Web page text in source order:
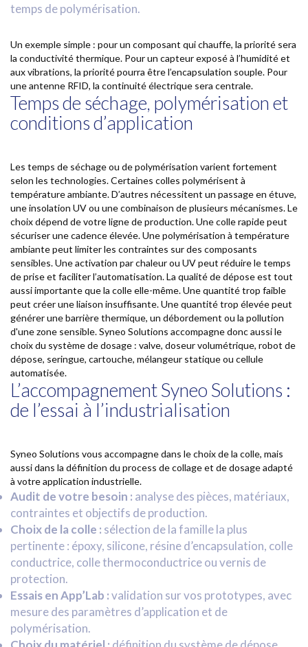
temps de polymérisation.
Un exemple simple : pour un composant qui chauffe, la priorité sera
la conductivité thermique. Pour un capteur exposé à l’humidité et
aux vibrations, la priorité pourra être l’encapsulation souple. Pour
une antenne RFID, la continuité électrique sera centrale.
Temps de séchage, polymérisation et
conditions d’application
Les temps de séchage ou de polymérisation varient fortement
selon les technologies. Certaines colles polymérisent à
température ambiante. D’autres nécessitent un passage en étuve,
une insolation UV ou une combinaison de plusieurs mécanismes. Le
choix dépend de votre ligne de production. Une colle rapide peut
sécuriser une cadence élevée. Une polymérisation à température
ambiante peut limiter les contraintes sur des composants
sensibles. Une activation par chaleur ou UV peut réduire le temps
de prise et faciliter l’automatisation. La qualité de dépose est tout
aussi importante que la colle elle-même. Une quantité trop faible
peut créer une liaison insuffisante. Une quantité trop élevée peut
générer une barrière thermique, un débordement ou la pollution
d'une zone sensible. Syneo Solutions accompagne donc aussi le
choix du système de dosage : valve, doseur volumétrique, robot de
dépose, seringue, cartouche, mélangeur statique ou cellule
automatisée.
L’accompagnement Syneo Solutions :
de l’essai à l’industrialisation
Syneo Solutions vous accompagne dans le choix de la colle, mais
aussi dans la définition du process de collage et de dosage adapté
à votre application industrielle.
Audit de votre besoin : analyse des pièces, matériaux,
contraintes et objectifs de production.
Choix de la colle : sélection de la famille la plus
pertinente : époxy, silicone, résine d’encapsulation, colle
conductrice, colle thermoconductrice ou vernis de
protection.
Essais en App’Lab :validation sur vos prototypes, avec
mesure des paramètres d’application et de
polymérisation.